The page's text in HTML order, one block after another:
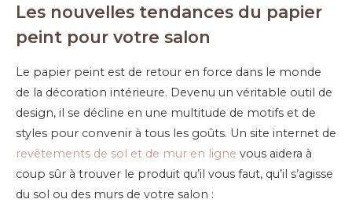
Les nouvelles tendances du papier
peint pour votre salon
Le papier peint est de retour en force dans le monde
de la décoration intérieure. Devenu un véritable outil de
design, il se décline en une multitude de motifs et de
styles pour convenir à tous les goûts. Un site internet de
revêtements de sol et de mur en ligne vous aidera à
coup sûr à trouver le produit qu’il vous faut, qu’il s’agisse
du sol ou des murs de votre salon :